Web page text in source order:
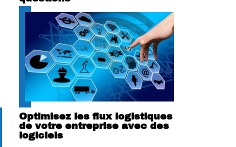
Optimisez les flux logistiques
de votre entreprise avec des
logiciels